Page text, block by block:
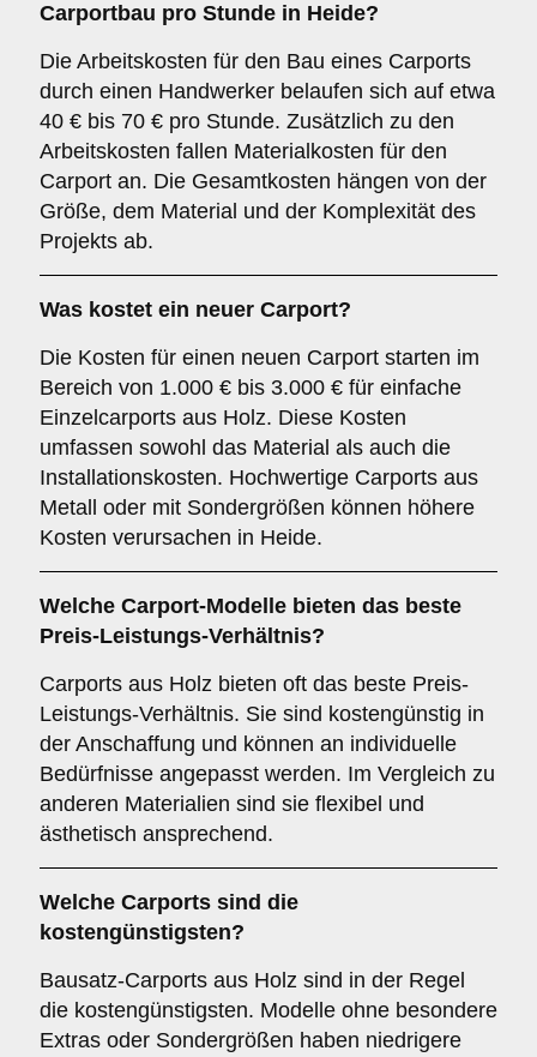
Carportbau pro Stunde in Heide?
Die Arbeitskosten für den Bau eines Carports
durch einen Handwerker belaufen sich auf etwa
40 € bis 70 € pro Stunde. Zusätzlich zu den
Arbeitskosten fallen Materialkosten für den
Carport an. Die Gesamtkosten hängen von der
Größe, dem Material und der Komplexität des
Projekts ab.
Was kostet ein neuer Carport?
Die Kosten für einen neuen Carport starten im
Bereich von 1.000 € bis 3.000 € für einfache
Einzelcarports aus Holz. Diese Kosten
umfassen sowohl das Material als auch die
Installationskosten. Hochwertige Carports aus
Metall oder mit Sondergrößen können höhere
Kosten verursachen in Heide.
Welche Carport-Modelle bieten das beste
Preis-Leistungs-Verhältnis?
Carports aus Holz bieten oft das beste Preis-
Leistungs-Verhältnis. Sie sind kostengünstig in
der Anschaffung und können an individuelle
Bedürfnisse angepasst werden. Im Vergleich zu
anderen Materialien sind sie flexibel und
ästhetisch ansprechend.
Welche Carports sind die
kostengünstigsten?
Bausatz-Carports aus Holz sind in der Regel
die kostengünstigsten. Modelle ohne besondere
Extras oder Sondergrößen haben niedrigere